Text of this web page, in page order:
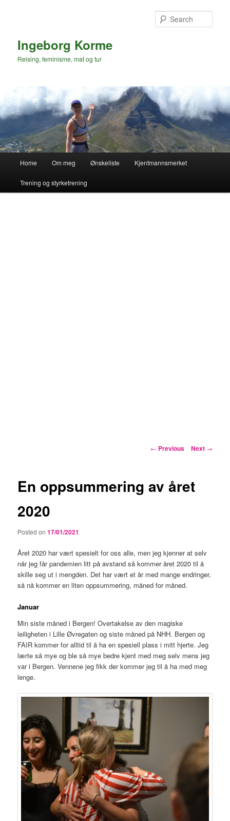
Ingeborg Korme
Reising, feminisme, mat og tur
Home Om meg Ønskeliste Kjentmannsmerket
Trening og styrketrening
Post
← Previous Next →
En oppsummering av året
2020
Posted on17/01/2021
Året 2020 har vært spesielt for oss alle, men jeg kjenner at selv
når jeg får pandemien litt på avstand så kommer året 2020 til å
skille seg ut i mengden. Det har vært et år med mange endringer,
så nå kommer en liten oppsummering, måned for måned.
Januar
Min siste måned i Bergen! Overtakelse av den magiske
leiligheten i Lille Øvregaten og siste måned på NHH. Bergen og
FAIR kommer for alltid til å ha en spesiell plass i mitt hjerte. Jeg
lærte så mye og ble så mye bedre kjent med meg selv mens jeg
var i Bergen. Vennene jeg fikk der kommer jeg til å ha med meg
lenge.